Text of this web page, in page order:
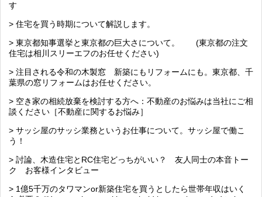
す
> 住宅を買う時期について解説します。
> 東京都知事選挙と東京都の巨大さについて。 (東京都の注文
住宅は相川スリーエフのお任せください)
> 注目される令和の木製窓 新築にもリフォームにも。東京都、千
葉県の窓リフォームはお任せください。
> 空き家の相続放棄を検討する方へ：不動産のお悩みは当社にご相
談ください［不動産に関するお悩み］
> サッシ屋のサッシ業務というお仕事について。サッシ屋で働こ
う！
> 討論、木造住宅とRC住宅どっちがいい？ 友人同士の本音トー
ク お客様インタビュー
> 1億5千万のタワマンor新築住宅を買うとしたら世帯年収はいく